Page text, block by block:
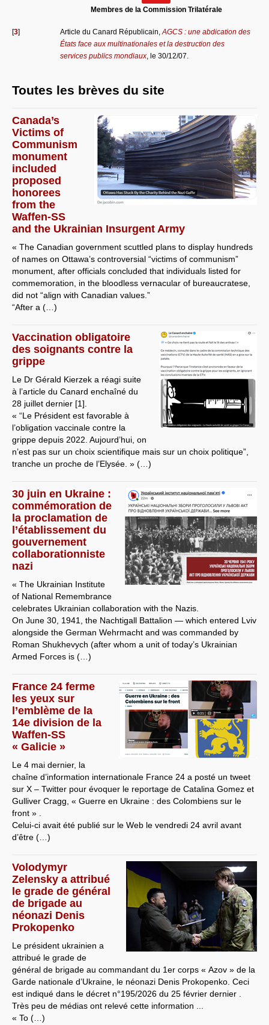
Membres de la Commission Trilatérale
[3] Article du Canard Républicain, AGCS : une abdication des
États face aux multinationales et la destruction des
services publics mondiaux , le 30/12/07.
Toutes les brèves du site
Canada’s
Victims of
Communism
monument
included
proposed
honorees
from the
Waffen-SS
and the Ukrainian Insurgent Army
« The Canadian government scuttled plans to display hundreds
of names on Ottawa’s controversial “victims of communism”
monument, after officials concluded that individuals listed for
commemoration, in the bloodless vernacular of bureaucratese,
did not “align with Canadian values.”
“After a (…)
Vaccination obligatoire
des soignants contre la
grippe
Le Dr Gérald Kierzek a réagi suite
à l’article du Canard enchaîné du
28 juillet dernier [1].
« “Le Président est favorable à
l’obligation vaccinale contre la
grippe depuis 2022. Aujourd’hui, on
n’est pas sur un choix scientifique mais sur un choix politique”,
tranche un proche de l’Elysée. » (…)
30 juin en Ukraine :
commémoration de
la proclamation de
l’établissement du
gouvernement
collaborationniste
nazi
« The Ukrainian Institute
of National Remembrance
celebrates Ukrainian collaboration with the Nazis.
On June 30, 1941, the Nachtigall Battalion — which entered Lviv
alongside the German Wehrmacht and was commanded by
Roman Shukhevych (after whom a unit of today’s Ukrainian
Armed Forces is (…)
France 24 ferme
les yeux sur
l’emblème de la
14e division de la
Waffen-SS
« Galicie »
Le 4 mai dernier, la
chaîne d’information internationale France 24 a posté un tweet
sur X – Twitter pour évoquer le reportage de Catalina Gomez et
Gulliver Cragg, « Guerre en Ukraine : des Colombiens sur le
front » .
Celui-ci avait été publié sur le Web le vendredi 24 avril avant
d’être (…)
Volodymyr
Zelensky a attribué
le grade de général
de brigade au
néonazi Denis
Prokopenko
Le président ukrainien a
attribué le grade de
général de brigade au commandant du 1er corps « Azov » de la
Garde nationale d’Ukraine, le néonazi Denis Prokopenko. Ceci
est indiqué dans le décret n°195/2026 du 25 février dernier .
Très peu de médias ont relevé cette information ...
« To (…)